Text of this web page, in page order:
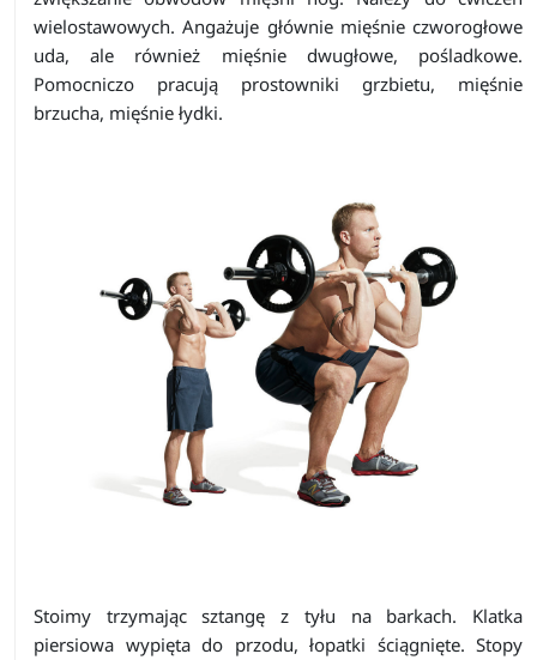
wielostawowych. Angażuje głównie mięśnie czworogłowe
uda, ale również mięśnie dwugłowe, pośladkowe.
Pomocniczo pracują prostowniki grzbietu, mięśnie
brzucha, mięśnie łydki.
Stoimy trzymając sztangę z tyłu na barkach. Klatka
piersiowa wypięta do przodu, łopatki ściągnięte. Stopy